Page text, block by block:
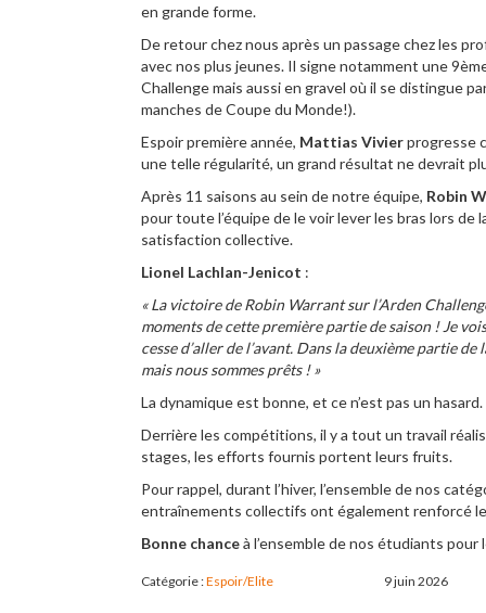
en grande forme.
De retour chez nous après un passage chez les
avec nos plus jeunes. Il signe notamment une
Challenge mais aussi en gravel où il se distingue
manches de Coupe du Monde!).
Espoir première année, Mattias Vivierprogresse
une telle régularité, un grand résultat ne devrait
Après 11 saisons au sein de notre équipe, Robin
pour toute l’équipe de le voir lever les bras lors de
satisfaction collective.
Lionel Lachlan-Jenicot :
« La victoire de Robin Warrant sur l’Arden
moments de cette première partie de saison ! Je
cesse d’aller de l’avant. Dans la deuxième partie
mais nous sommes prêts ! »
La dynamique est bonne, et ce n’est pas un hasard.
Derrière les compétitions, il y a tout un travail
stages, les efforts fournis portent leurs fruits.
Pour rappel, durant l’hiver, l’ensemble de nos
entraînements collectifs ont également renforcé
Bonne chanceà l’ensemble de nos étudiants pour
Catégorie :Espoir/Elite 9 juin 2026